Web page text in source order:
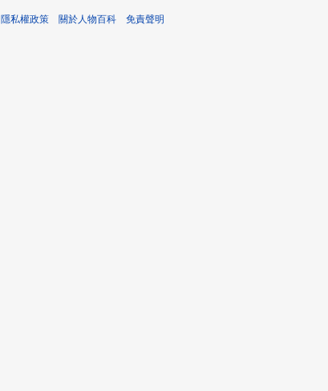
9
隱私權政策 關於人物百科 免責聲明